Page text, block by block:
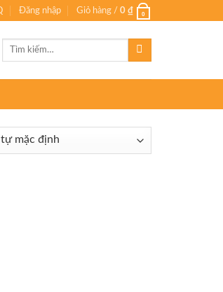
Đăng nhập Giỏ hàng / 0 ₫ 0
Tìm